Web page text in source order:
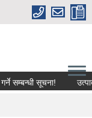
सूचना!